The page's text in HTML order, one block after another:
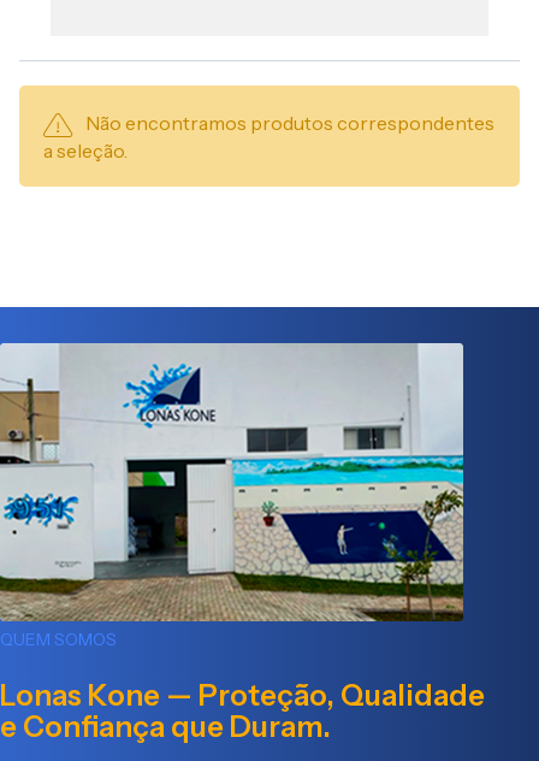
Não encontramos produtos correspondentes
a seleção.
QUEM SOMOS
Lonas Kone — Proteção, Qualidade
e Confiança que Duram.